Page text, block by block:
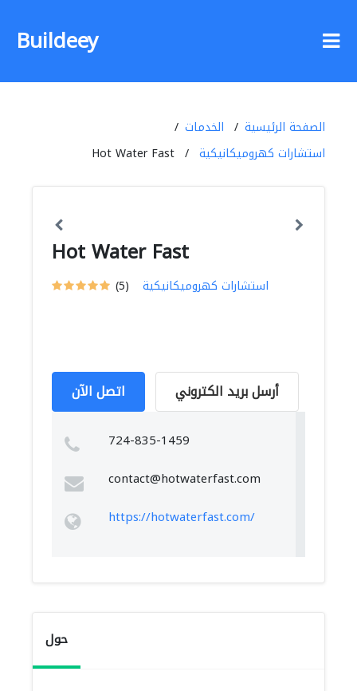
Buildeey
الصفحة الرئيسية
الخدمات
استشارات كهروميكانيكية
Hot Water Fast
Hot Water Fast
(5) استشارات كهروميكانيكية
اتصل الآن أرسل بريد الكتروني
724-835-1459
contact@hotwaterfast.com
https://hotwaterfast.com/
حول